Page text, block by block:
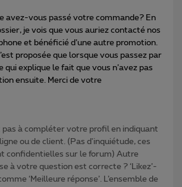
avez-vous passé votre commande? En
je vois que vous auriez contacté nos
et bénéficié d’une autre promotion.
proposée que lorsque vous passez par
qui explique le fait que vous n’avez pas
ensuite. Merci de votre
à compléter votre profil en indiquant
ou de client. (Pas d'inquiétude, ces
confidentielles sur le forum) Autre
à votre question est correcte ? ‘Likez’-
‘Meilleure réponse’. L’ensemble de